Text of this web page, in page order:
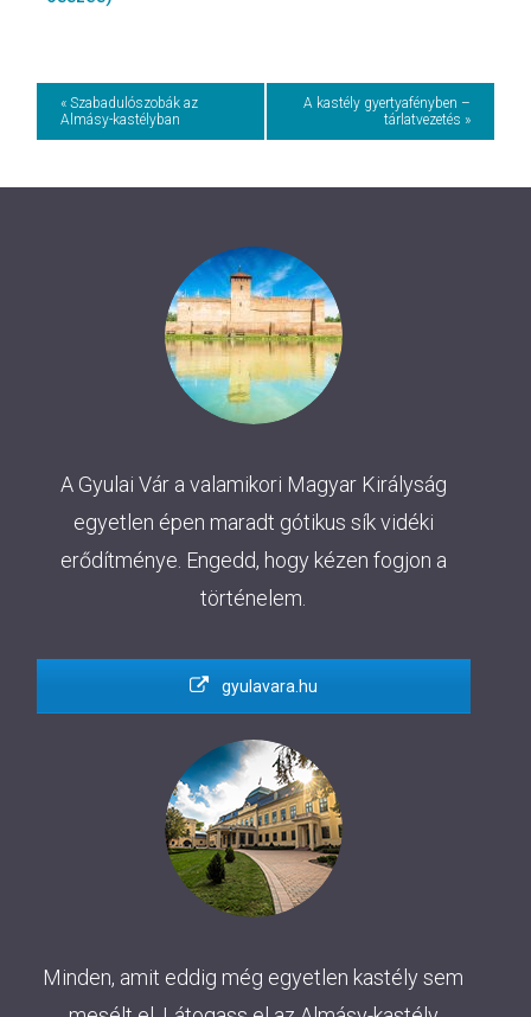
Event
Navigation
« Szabadulószobák az
Almásy-kastélyban
A kastély gyertyafényben –
tárlatvezetés »
A Gyulai Vár a valamikori Magyar Királyság
egyetlen épen maradt gótikus sík vidéki
erődítménye. Engedd, hogy kézen fogjon a
történelem.
gyulavara.hu
Minden, amit eddig még egyetlen kastély sem